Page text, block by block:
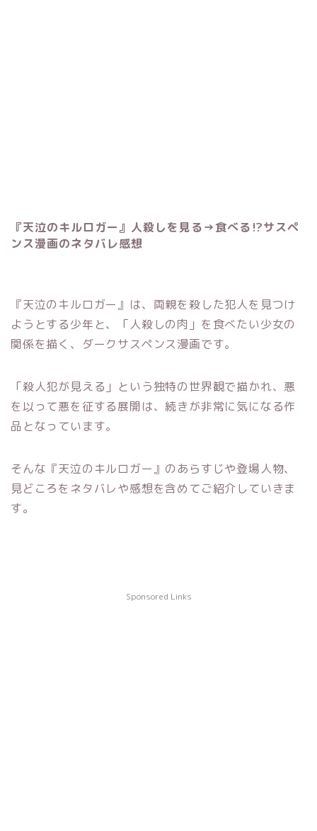
『天泣のキルロガー』人殺しを見る→食べる⁉︎サスペ
ンス漫画のネタバレ感想
『天泣のキルロガー』は、両親を殺した犯人を見つけ
ようとする少年と、「人殺しの肉」を食べたい少女の
関係を描く、ダークサスペンス漫画です。
「殺人犯が見える」という独特の世界観で描かれ、悪
を以って悪を征する展開は、続きが非常に気になる作
品となっています。
そんな『天泣のキルロガー』のあらすじや登場人物、
見どころをネタバレや感想を含めてご紹介していきま
す。
Sponsored Links